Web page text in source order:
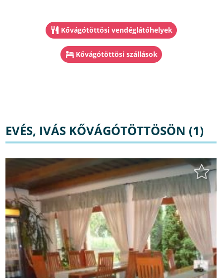
Kővágótöttösi vendéglátóhelyek
Kővágótöttösi szállások
EVÉS, IVÁS KŐVÁGÓTÖTTÖSÖN (1)